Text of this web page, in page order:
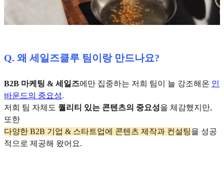
Q. 왜 세일즈클루 팀이랑 만드나요?
B2B 마케팅 & 세일즈에만 집중하는 저희 팀이 늘 강조해온 인
바운드의 중요성.
저희 팀 자체도 퀄리티 있는 콘텐츠의 중요성을 체감했지만,
또한
다양한 B2B 기업 & 스타트업에 콘텐츠 제작과 컨설팅을 성공
적으로 제공해 왔어요.